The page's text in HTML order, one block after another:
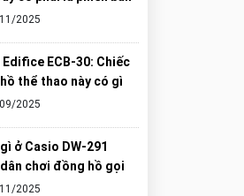
Core” hoàn hảo nhất
2025
ECB-30: Chiếc
thể thao này có gì
trẻ mê mẩn?
2025
ở Casio DW-291
dân chơi đồng hồ gọi
G-Shock?
2025